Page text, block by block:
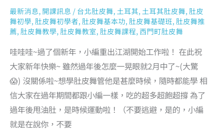
最新消息, 開課訊息 /台北肚皮舞, 土耳其, 土耳其肚皮舞, 肚皮
舞初學, 肚皮舞初學者, 肚皮舞基本功, 肚皮舞基礎班, 肚皮舞推
薦, 肚皮舞教學, 肚皮舞教室, 肚皮舞課程, 西門町肚皮舞
哇哇哇~過了個新年，小編重出江湖開始工作啦！ 在此祝
大家新年快樂~ 雖然過年後怎麼一晃眼就2月中了~(大驚
😱) 沒關係啦~想學肚皮舞管他是甚麼時候，隨時都能學 相
信大家在過年期間都跟小編一樣，吃的超多超飽超撐 為了
過年後甩油肚，是時候運動啦！（不要逃避，是的，小編
就是在說你，不要